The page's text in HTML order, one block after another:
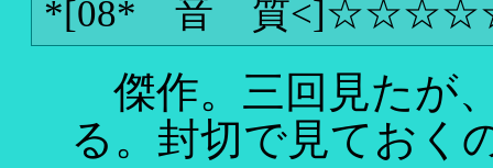
*[08* 音 質<]
傑作。三回見たが
る。封切で見ておく